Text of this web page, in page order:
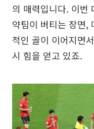
의 매력입니다. 이번
약팀이 버티는 장면,
적인 골이 이어지면
시 힘을 얻고 있죠.